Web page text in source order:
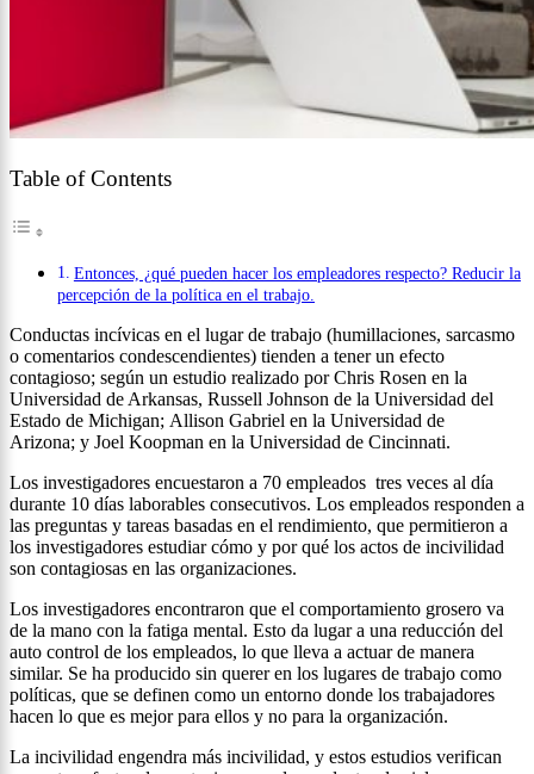
Table of Contents
Entonces, ¿qué pueden hacer los empleadores respecto? Reducir la
percepción de la política en el trabajo.
Conductas incívicas en el lugar de trabajo (humillaciones, sarcasmo
o comentarios condescendientes) tienden a tener un efecto
contagioso; según un estudio realizado por Chris Rosen en la
Universidad de Arkansas, Russell Johnson de la Universidad del
Estado de Michigan; Allison Gabriel en la Universidad de
Arizona; y Joel Koopman en la Universidad de Cincinnati.
Los investigadores encuestaron a 70 empleados tres veces al día
durante 10 días laborables consecutivos. Los empleados responden a
las preguntas y tareas basadas en el rendimiento, que permitieron a
los investigadores estudiar cómo y por qué los actos de incivilidad
son contagiosas en las organizaciones.
Los investigadores encontraron que el comportamiento grosero va
de la mano con la fatiga mental. Esto da lugar a una reducción del
auto control de los empleados, lo que lleva a actuar de manera
similar. Se ha producido sin querer en los lugares de trabajo como
políticas, que se definen como un entorno donde los trabajadores
hacen lo que es mejor para ellos y no para la organización.
La incivilidad engendra más incivilidad, y estos estudios verifican